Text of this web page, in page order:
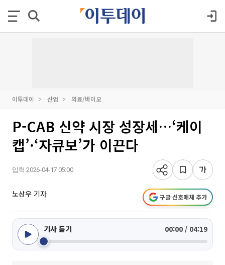
이투데이 산업 의료/바이오
P-CAB 신약 시장 성장세…‘케이
캡’·‘자큐보’가 이끈다
입력 2026-04-17 05:00
노상우 기자 구글 선호매체 추가
기사 듣기 00:00 / 04:19